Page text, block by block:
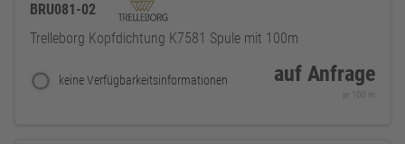
BRU081-02
Trelleborg Kopfdichtung K7581 Spule mit 100m
keine Verfügbarkeitsinformationen auf Anfrage
je 100 m